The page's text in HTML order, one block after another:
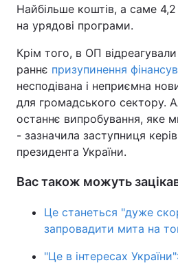
Найбільше коштів, а саме
на урядові програми.
Крім того, в ОП
раннє призупинення
несподівана і неприємна
для громадського сектору.
останнє випробування, яке
- зазначила заступниця
президента України.
Вас також можуть
Це станеться "дуже
запровадити мита на
"Це в інтересах